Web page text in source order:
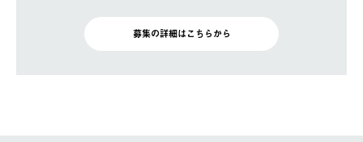
募集の詳細はこちらから